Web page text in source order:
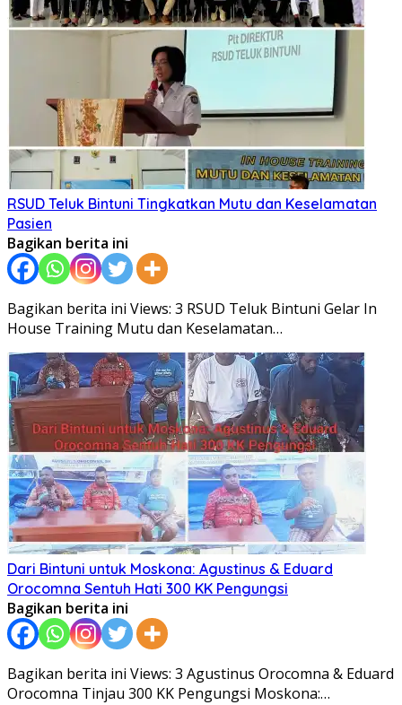
RSUD Teluk Bintuni Tingkatkan Mutu dan Keselamatan
Pasien
Bagikan berita ini
Bagikan berita ini Views: 3 RSUD Teluk Bintuni Gelar In
House Training Mutu dan Keselamatan…
Dari Bintuni untuk Moskona: Agustinus & Eduard
Orocomna Sentuh Hati 300 KK Pengungsi
Bagikan berita ini
Bagikan berita ini Views: 3 Agustinus Orocomna & Eduard
Orocomna Tinjau 300 KK Pengungsi Moskona:…